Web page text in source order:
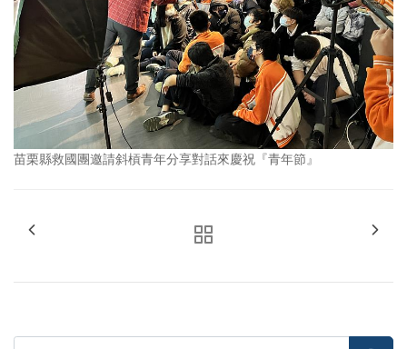
苗栗縣救國團邀請斜槓青年分享對話來慶祝『青年節』